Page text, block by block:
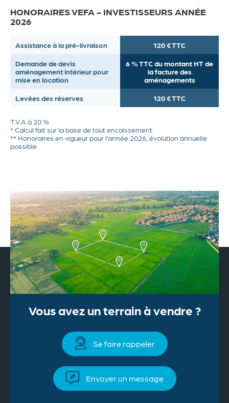
HONORAIRES VEFA - INVESTISSEURS ANNÉE
2026
Assistance à la pré-livraison 120 € TTC
Demande de devis
aménagement intérieur pour
mise en location
6 % TTC du montant HT de
la facture des
aménagements
Levées des réserves 120 € TTC
T.V.A à 20 %
* Calcul fait sur la base de tout encaissement
** Honoraires en vigueur pour l’année 2026, évolution annuelle
possible
Vous avez un terrain à vendre ?
Se faire rappeler
Envoyer un message